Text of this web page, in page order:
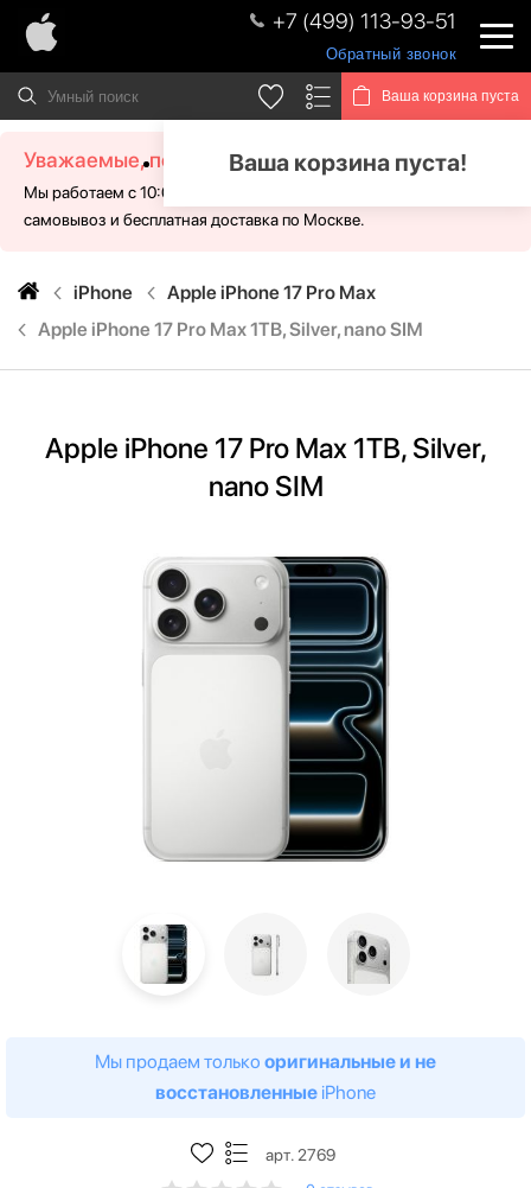
+7 (499) 113-93-51
Обратный звонок
Ваша корзина пуста
Ваша корзина пуста!
Уважаемые, посетители!
Мы работаем с 10:00 - 21:00 без выходных. Для Вас доступен
самовывоз и бесплатная доставка по Москве.
iPhone
Apple iPhone 17 Pro Max
Apple iPhone 17 Pro Max 1TB, Silver, nano SIM
Apple iPhone 17 Pro Max 1TB, Silver,
nano SIM
Мы продаем только оригинальные и не
восстановленные iPhone
арт. 2769